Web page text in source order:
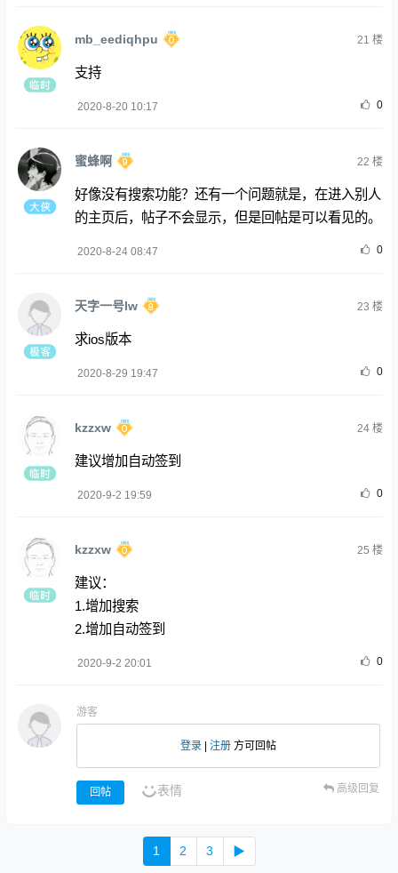
mb_eediqhpu 21 楼
支持
2020-8-20 10:17 0
蜜蜂啊 22 楼
好像没有搜索功能？还有一个问题就是，在进入别人
的主页后，帖子不会显示，但是回帖是可以看见的。
2020-8-24 08:47 0
天字一号lw 23 楼
求ios版本
2020-8-29 19:47 0
kzzxw 24楼
建议增加自动签到
2020-9-2 19:59 0
kzzxw 25 楼
建议：
1.增加搜索
2.增加自动签到
2020-9-2 20:01 0
游客
登录 | 注册 方可回帖
回帖 表情 高级回复
1 2 3 ▶